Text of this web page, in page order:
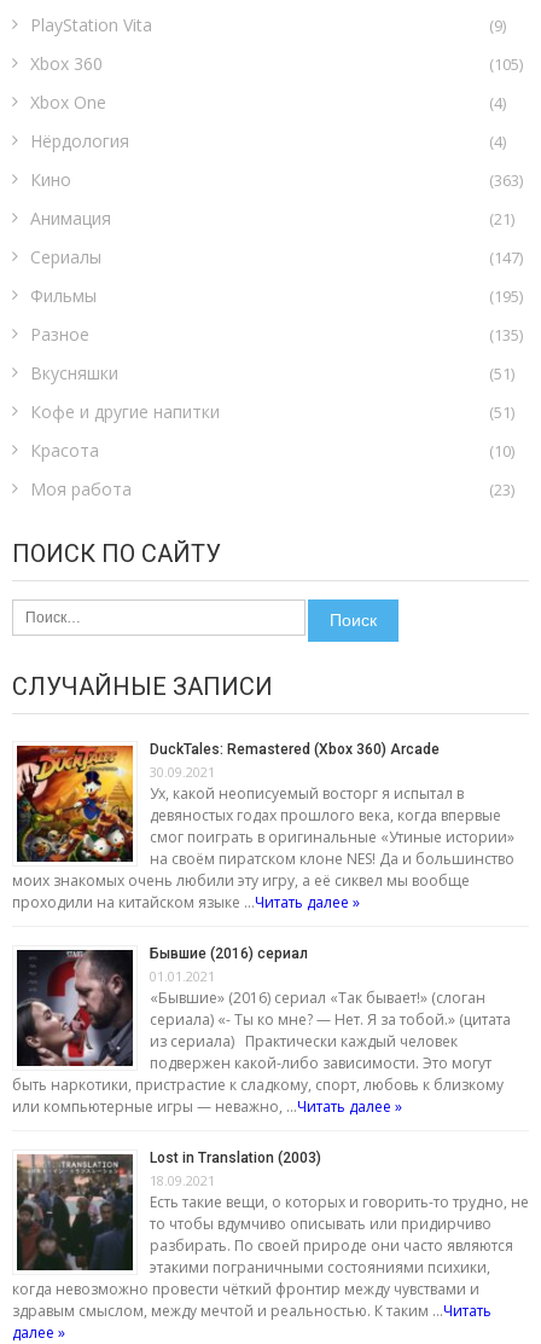
PlayStation Vita (9)
Xbox 360 (105)
Xbox One (4)
Нёрдология (4)
Кино (363)
Анимация (21)
Сериалы (147)
Фильмы (195)
Разное (135)
Вкусняшки (51)
Кофе и другие напитки (51)
Красота (10)
Моя работа (23)
ПОИСК ПО САЙТУ
Найти:
СЛУЧАЙНЫЕ ЗАПИСИ
DuckTales: Remastered (Xbox 360) Arcade
30.09.2021
Ух, какой неописуемый восторг я испытал в
девяностых годах прошлого века, когда впервые
смог поиграть в оригинальные «Утиные истории»
на своём пиратском клоне NES! Да и большинство
моих знакомых очень любили эту игру, а её сиквел мы вообще
проходили на китайском языке …Читать далее »
Бывшие (2016) сериал
01.01.2021
«Бывшие» (2016) сериал «Так бывает!» (слоган
сериала) «- Ты ко мне? — Нет. Я за тобой.» (цитата
из сериала) Практически каждый человек
подвержен какой-либо зависимости. Это могут
быть наркотики, пристрастие к сладкому, спорт, любовь к близкому
или компьютерные игры — неважно, …Читать далее »
Lost in Translation (2003)
18.09.2021
Есть такие вещи, о которых и говорить-то трудно, не
то чтобы вдумчиво описывать или придирчиво
разбирать. По своей природе они часто являются
этакими пограничными состояниями психики,
когда невозможно провести чёткий фронтир между чувствами и
здравым смыслом, между мечтой и реальностью. К таким …Читать
далее »